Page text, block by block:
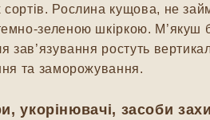
Рослина кущова, не
зеленою шкіркою. М’якуш
ростуть
та заморожування.
укорінювачі, засоби